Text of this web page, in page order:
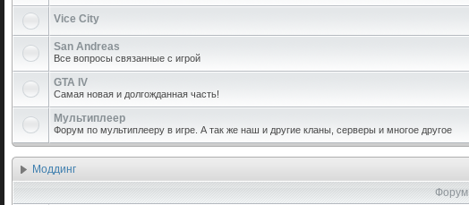
Vice City
San Andreas
Все вопросы связанные с игрой
GTA IV
Самая новая и долгожданная часть!
Мультиплеер
Форум по мультиплееру в игре. А так же наш и другие кланы, серверы и многое другое
Моддинг
Форум